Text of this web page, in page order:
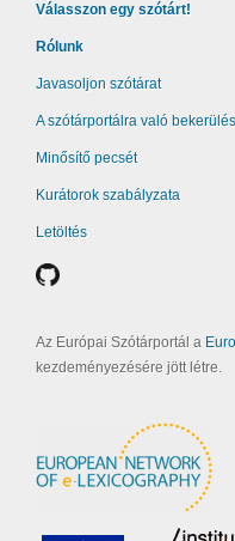
Válasszon egy szótárt!
Rólunk
Javasoljon szótárat
A szótárportálra való
Minősítő pecsét
Kurátorok szabályzata
Letöltés
Az Európai Szótárportál a
kezdeményezésére jött létre.